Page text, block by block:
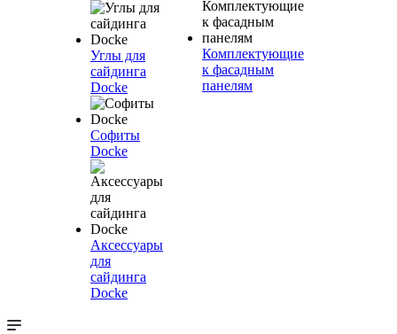
Углы для
сайдинга
Docke
Софиты
Docke
Аксессуары
для
сайдинга
Docke
Комплектующие
к фасадным
панелям